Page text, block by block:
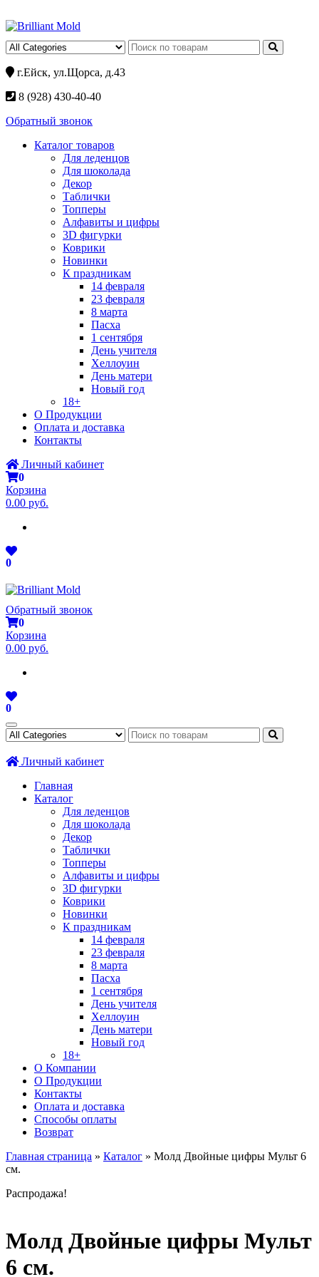
г.Ейск, ул.Щорса, д.43
8 (928) 430-40-40
Обратный звонок
Каталог товаров
Для леденцов
Для шоколада
Декор
Таблички
Топперы
Алфавиты и цифры
3D фигурки
Коврики
Новинки
К праздникам
14 февраля
23 февраля
8 марта
Пасха
1 сентября
День учителя
Хеллоуин
День матери
Новый год
18+
О Продукции
Оплата и доставка
Контакты
Личный кабинет
0
Корзина
0.00 руб.
0
Обратный звонок
0
Корзина
0.00 руб.
0
Личный кабинет
Главная
Каталог
Для леденцов
Для шоколада
Декор
Таблички
Топперы
Алфавиты и цифры
3D фигурки
Коврики
Новинки
К праздникам
14 февраля
23 февраля
8 марта
Пасха
1 сентября
День учителя
Хеллоуин
День матери
Новый год
18+
О Компании
О Продукции
Контакты
Оплата и доставка
Способы оплаты
Возврат
Главная страница » Каталог » Молд Двойные цифры Мульт 6
см.
Распродажа!
Молд Двойные цифры Мульт
6 см.